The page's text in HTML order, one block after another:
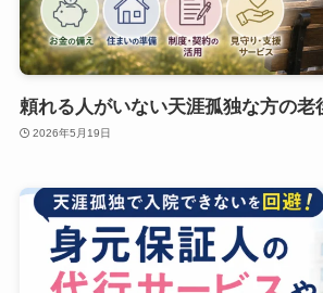
頼れる人がいない天涯孤独な方の老
2026年5月19日